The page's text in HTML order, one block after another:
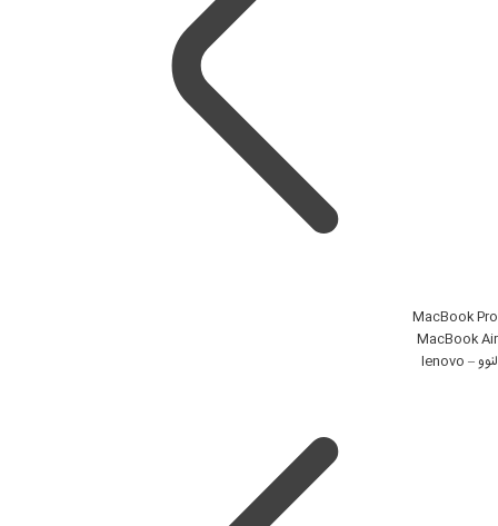
MacBook Pro
MacBook Air
لنوو – lenovo